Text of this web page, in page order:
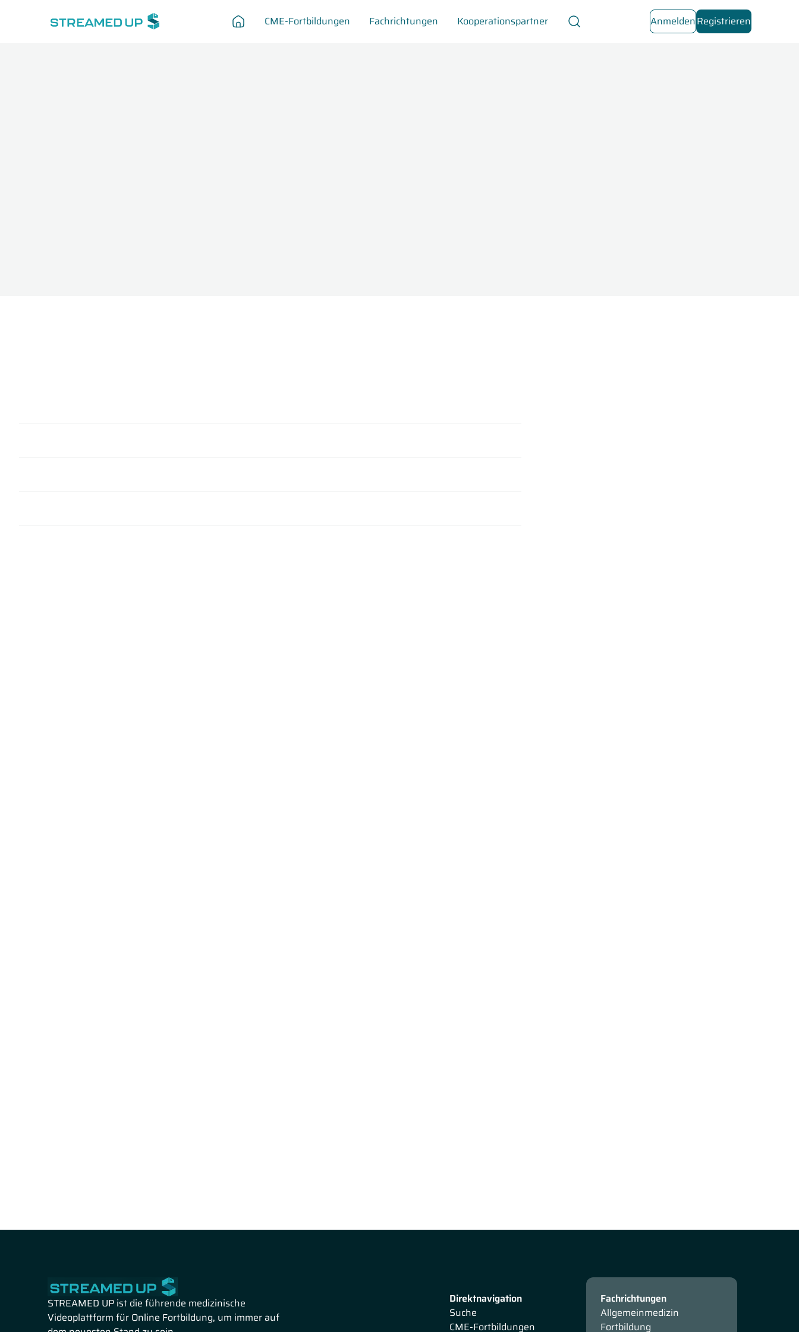
CME-Fortbildungen Fachrichtungen Kooperationspartner AnmeldenRegistrieren
STREAMED UP ist die führende medizinische
Videoplattform für Online Fortbildung, um immer auf
Direktnavigation
Suche
CME-Fortbildungen
Fachrichtungen
Allgemeinmedizin
Fortbildung